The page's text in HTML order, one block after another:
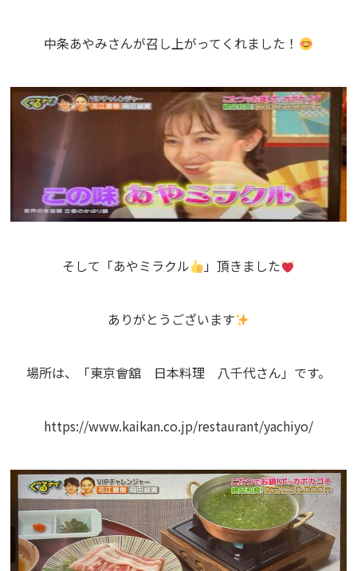
中条あやみさんが召し上がってくれました！
そして「あやミラクル 」頂きました
ありがとうございます
場所は、「東京會舘 日本料理 八千代さん」です。
https://www.kaikan.co.jp/restaurant/yachiyo/